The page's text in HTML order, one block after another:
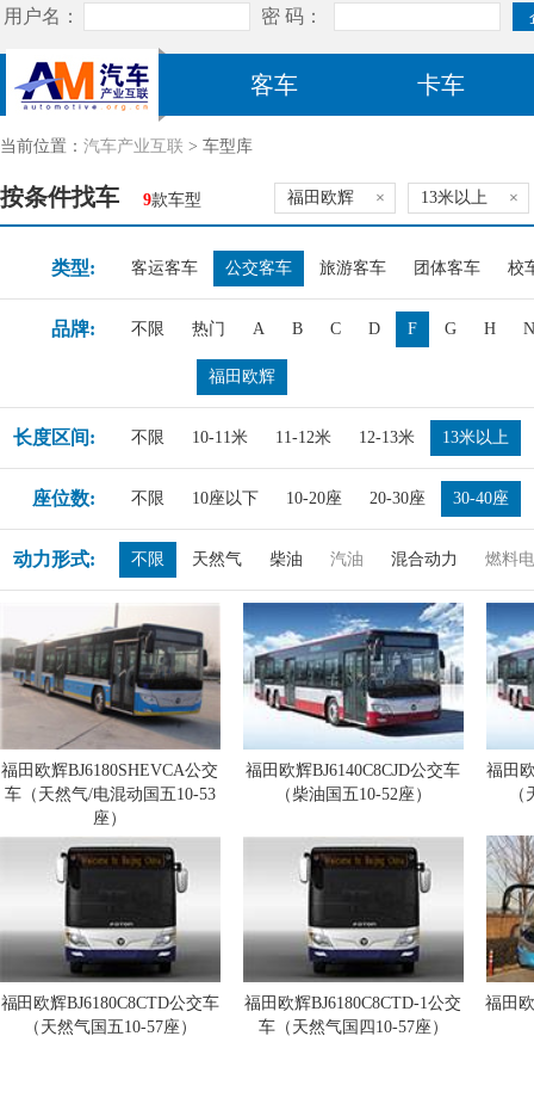
客车 卡车
当前位置： 汽车产业互联 > 车型库
按条件找车 9款车型 福田欧辉 × 13米以上 ×
类型: 客运客车 公交客车 旅游客车 团体客车 校
品牌: 不限 热门 A B C D F G H N
福田欧辉
长度区间: 不限 10-11米 11-12米 12-13米 13米以上
座位数: 不限 10座以下 10-20座 20-30座 30-40座
动力形式: 不限 天然气 柴油 汽油 混合动力 燃料
福田欧辉BJ6180SHEVCA公交
车（天然气/电混动国五10-53
座）
福田欧辉BJ6140C8CJD公交车
（柴油国五10-52座）
福田
福田欧辉BJ6180C8CTD公交车
（天然气国五10-57座）
福田欧辉BJ6180C8CTD-1公交
车（天然气国四10-57座）
福田